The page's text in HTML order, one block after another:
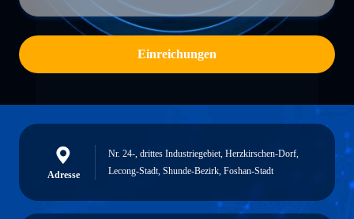
Einreichungen
Adresse
Nr. 24-, drittes Industriegebiet, Herzkirschen-Dorf,
Lecong-Stadt, Shunde-Bezirk, Foshan-Stadt